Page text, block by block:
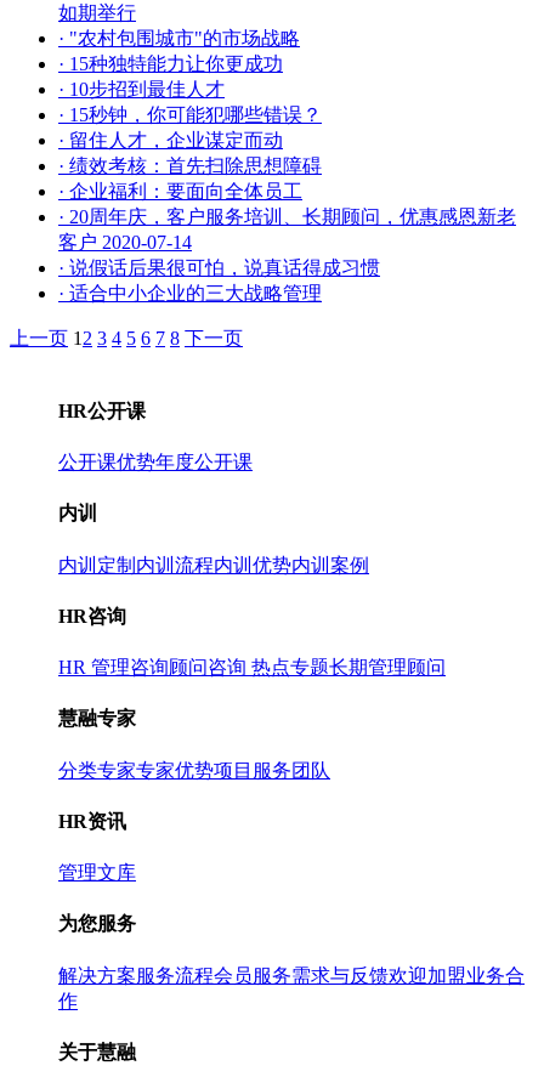
如期举行
· "农村包围城市"的市场战略
· 15种独特能力让你更成功
· 10步招到最佳人才
· 15秒钟，你可能犯哪些错误？
· 留住人才，企业谋定而动
· 绩效考核：首先扫除思想障碍
· 企业福利：要面向全体员工
· 20周年庆，客户服务培训、长期顾问，优惠感恩新老
客户 2020-07-14
· 说假话后果很可怕，说真话得成习惯
· 适合中小企业的三大战略管理
上一页 1 2 3 4 5 6 7 8 下一页
HR公开课
公开课优势年度公开课
内训
内训定制 内训流程内训优势内训案例
HR咨询
HR 管理咨询顾问咨询 热点专题长期管理顾问
慧融专家
分类专家专家优势项目服务团队
HR资讯
管理文库
为您服务
解决方案服务流程会员服务需求与反馈欢迎加盟业务合
作
关于慧融